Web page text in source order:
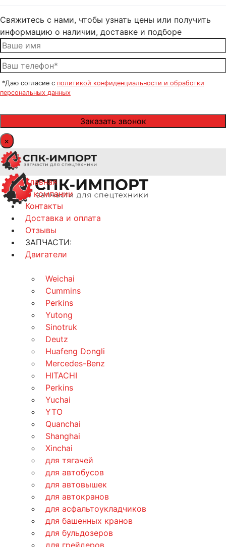
Свяжитесь с нами, чтобы узнать цены или получить
информацию о наличии, доставке и подборе
*Даю согласие с политикой конфиденциальности и обработки
персональных данных
×
Главная
О компании
Контакты
Доставка и оплата
Отзывы
ЗАПЧАСТИ:
Двигатели
Weichai
Cummins
Perkins
Yutong
Sinotruk
Deutz
Huafeng Dongli
Mercedes-Benz
HITACHI
Perkins
Yuchai
YTO
Quanchai
Shanghai
Xinchai
для тягачей
для автобусов
для автовышек
для автокранов
для асфальтоукладчиков
для башенных кранов
для бульдозеров